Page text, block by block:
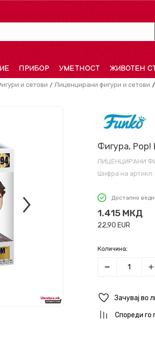
ПРИБОР УМЕТНОСТ ЖИВОТЕН
и сетови Лиценцирани фигури и сетови
Фигура,
ЛИЦЕНЦИРАНИ
Шифра на артикл:
Достапно
1.415 МКД
22,90 EUR
Количина:
Зачувај во
Спореди го